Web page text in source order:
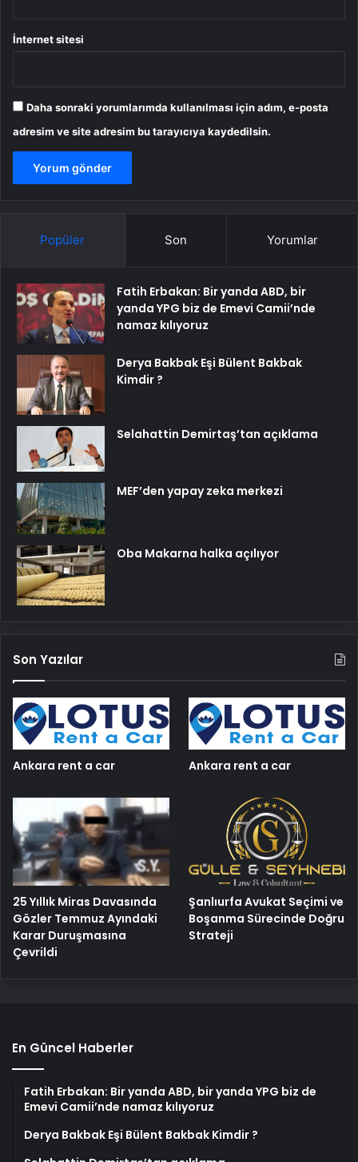
İnternet sitesi
Daha sonraki yorumlarımda kullanılması için adım, e-posta
adresim ve site adresim bu tarayıcıya kaydedilsin.
Popüler Son Yorumlar
Fatih Erbakan: Bir yanda ABD, bir
yanda YPG biz de Emevi Camii’nde
namaz kılıyoruz
Derya Bakbak Eşi Bülent Bakbak
Kimdir ?
Selahattin Demirtaş’tan açıklama
MEF’den yapay zeka merkezi
Oba Makarna halka açılıyor
Son Yazılar
Ankara rent a car Ankara rent a car
25 Yıllık Miras Davasında
Gözler Temmuz Ayındaki
Karar Duruşmasına
Çevrildi
Şanlıurfa Avukat Seçimi ve
Boşanma Sürecinde Doğru
Strateji
En Güncel Haberler
Fatih Erbakan: Bir yanda ABD, bir yanda YPG biz de
Emevi Camii’nde namaz kılıyoruz
Derya Bakbak Eşi Bülent Bakbak Kimdir ?